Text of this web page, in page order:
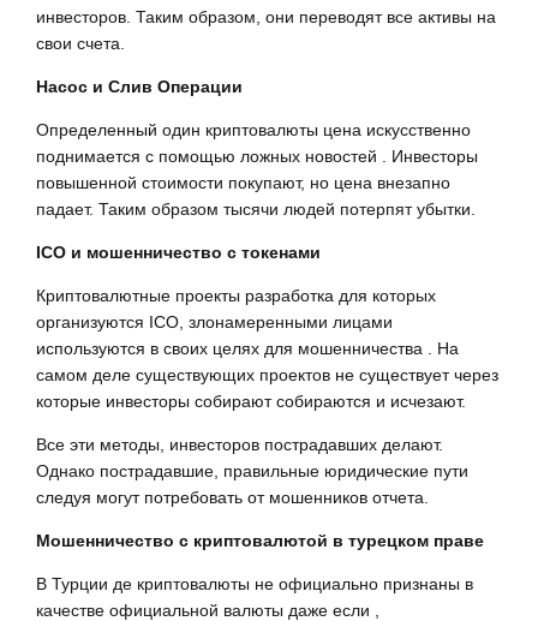
инвесторов. Таким образом, они переводят все активы на
свои счета.
Насос и Слив Операции
Определенный один криптовалюты цена искусственно
поднимается с помощью ложных новостей . Инвесторы
повышенной стоимости покупают, но цена внезапно
падает. Таким образом тысячи людей потерпят убытки.
ICO и мошенничество с токенами
Криптовалютные проекты разработка для которых
организуются ICO, злонамеренными лицами
используются в своих целях для мошенничества . На
самом деле существующих проектов не существует через
которые инвесторы собирают собираются и исчезают.
Все эти методы, инвесторов пострадавших делают.
Однако пострадавшие, правильные юридические пути
следуя могут потребовать от мошенников отчета.
Мошенничество с криптовалютой в турецком праве
В Турции де криптовалюты не официально признаны в
качестве официальной валюты даже если ,